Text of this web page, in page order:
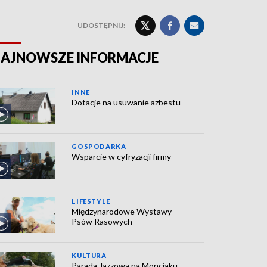
UDOSTĘPNIJ:
INFORMACJE
INNE
Dotacje na usuwanie azbestu
GOSPODARKA
Wsparcie w cyfryzacji firmy
LIFESTYLE
Międzynarodowe Wystawy
Psów Rasowych
KULTURA